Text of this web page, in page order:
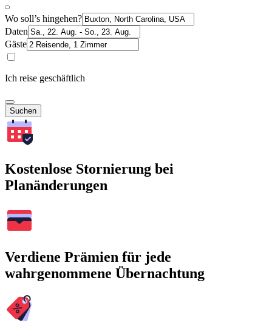
Wo soll’s hingehen?
Daten
Gäste
Ich reise geschäftlich
Suchen
Kostenlose Stornierung bei
Planänderungen
Verdiene Prämien für jede
wahrgenommene Übernachtung